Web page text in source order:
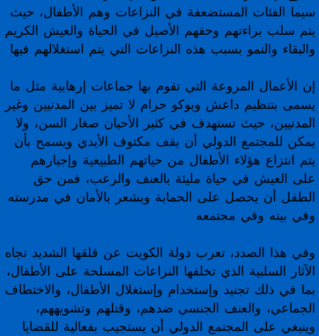
Multimedia
Video Gallery
سيما الفئات المستضعفة في النزاعات وهم الأطفال، حيث
يتم سلب براءتهم وحقهم الأصيل في الحياة والعيش الكريم
والبقاء والنمو بسبب هذه النزاعات التي يتم استغلالهم فيها
إن الأعمال المروعة التي تقوم بها جماعات إرهابية مثل ما
يسمى بتنظيم داعش وبوكو حرام لا تميز بين المدنيين وغير
المدنيين، حيث تستهدف في كثير الأحيان صغار السن، ولا
يمكن للمجتمع الدولي أن يقف مكتوف الأيدي ويسمح بأن
يتم انتزاع هؤلاء الأطفال من حياتهم الطبيعية وإجبارهم
على العيش في حياة مليئة بالعنف والرعب، فمن حق
الطفل أن يحصل على الحماية ويشعر بالأمان في مدرسته
وفي بيته وفي مجتمعه
وفي هذا الصدد، تعرب دولة الكويت عن قلقها الشديد تجاه
الآثار السلبية الذي تخلفها النزاعات المسلحة على الأطفال،
بما في ذلك تجنيد وإستخدام وإستغلال الأطفال، والاختطاف
الجماعي، والعنف الجنسي ضدهم، وقتلهم وتشويههم،
وينبغي على المجتمع الدولي أن يستجيب بفعالية للقضايا